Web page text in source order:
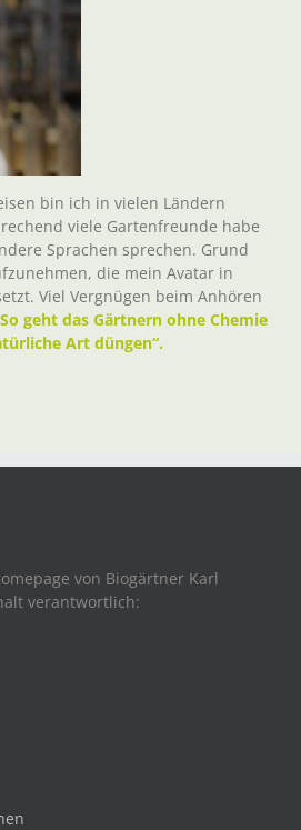
bin ich in vielen Ländern
viele Gartenfreunde habe
Sprachen sprechen. Grund
die mein Avatar in
Viel Vergnügen beim Anhören
geht das Gärtnern ohne Chemie
Art düngen“.
von Biogärtner Karl
verantwortlich: